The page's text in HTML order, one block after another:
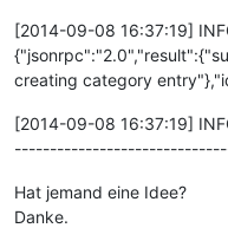
[2014-09-08 16:37:19]
creating category
[2014-09-08 16:37:19]
Hat jemand eine Idee?
Danke.